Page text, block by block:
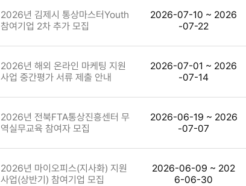
2026년 김제시 통상마스터Youth
참여기업 2차 추가 모집
2026-07-10 ~ 2026
-07-22
2026년 해외 온라인 마케팅 지원
사업 중간평가 서류 제출 안내
2026-07-01 ~ 2026
-07-14
2026년 전북FTA통상진흥센터 무
역실무교육 참여자 모집
2026-06-19 ~ 2026
-07-07
2026년 마이오피스(지사화) 지원
사업(상반기) 참여기업 모집
2026-06-09 ~ 202
6-06-30